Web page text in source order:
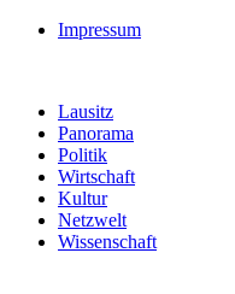
Impressum
Lausitz
Panorama
Politik
Wirtschaft
Kultur
Netzwelt
Wissenschaft